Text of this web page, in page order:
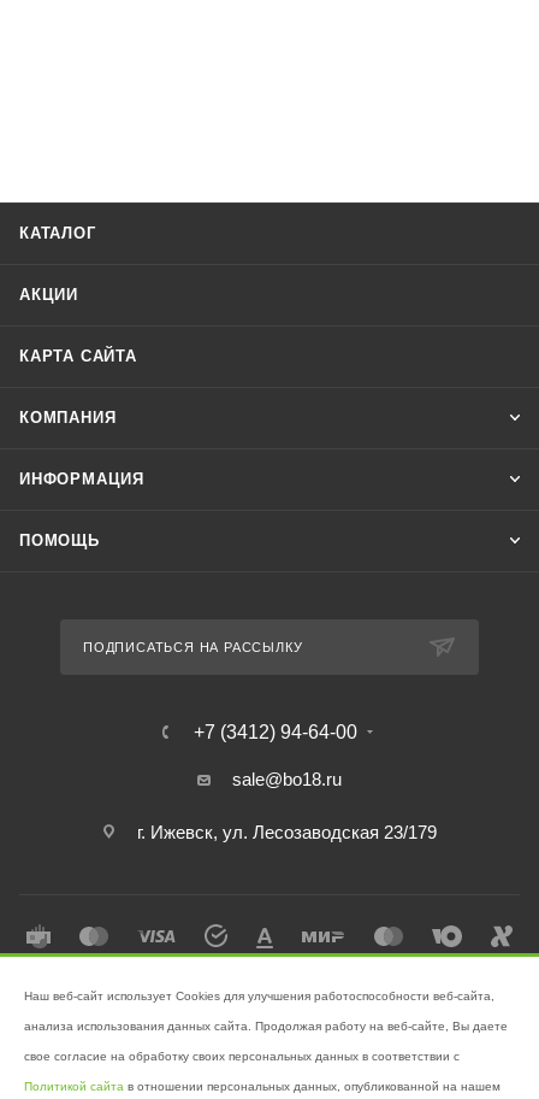
КАТАЛОГ
АКЦИИ
КАРТА САЙТА
КОМПАНИЯ
ИНФОРМАЦИЯ
ПОМОЩЬ
ПОДПИСАТЬСЯ НА РАССЫЛКУ
+7 (3412) 94-64-00
sale@bo18.ru
г. Ижевск, ул. Лесозаводская 23/179
поддержании чистоты!
Наш веб-сайт использует Cookies для улучшения работоспособности веб-сайта,
анализа использования данных сайта. Продолжая работу на веб-сайте, Вы даете
свое согласие на обработку своих персональных данных в соответствии с
Политикой сайта в отношении персональных данных, опубликованной на нашем